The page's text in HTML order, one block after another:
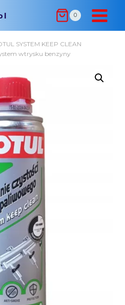
0
SYSTEM KEEP CLEAN
wtrysku benzyny